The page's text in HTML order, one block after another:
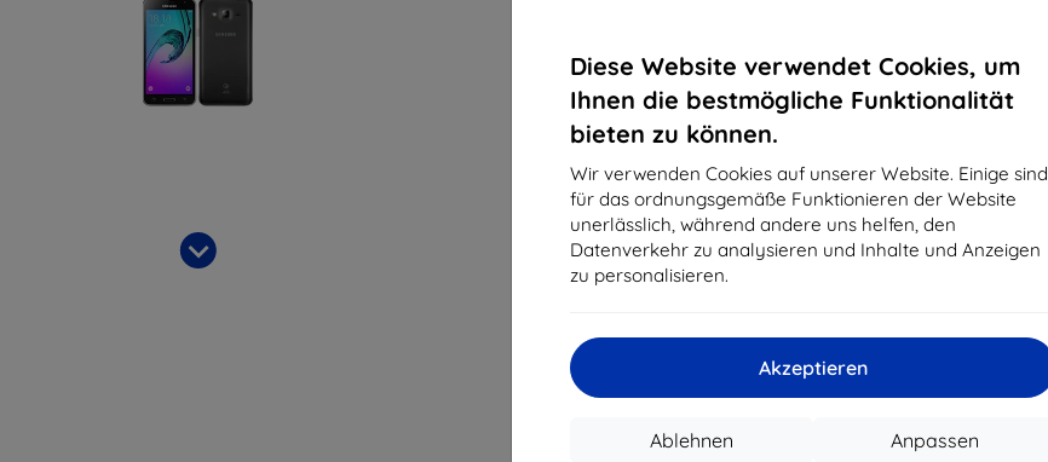
Diese Website verwendet Cookies, um
Ihnen die bestmögliche Funktionalität
bieten zu können.
Wir verwenden Cookies auf unserer Website. Einige sind
für das ordnungsgemäße Funktionieren der Website
unerlässlich, während andere uns helfen, den
Datenverkehr zu analysieren und Inhalte und Anzeigen
zu personalisieren.
Akzeptieren
Anpassen
Ablehnen